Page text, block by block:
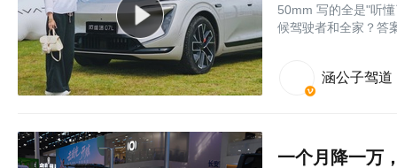
50mm 写的全是"听
候驾驶者和全家？答
涵公子驾道
一个月降一万